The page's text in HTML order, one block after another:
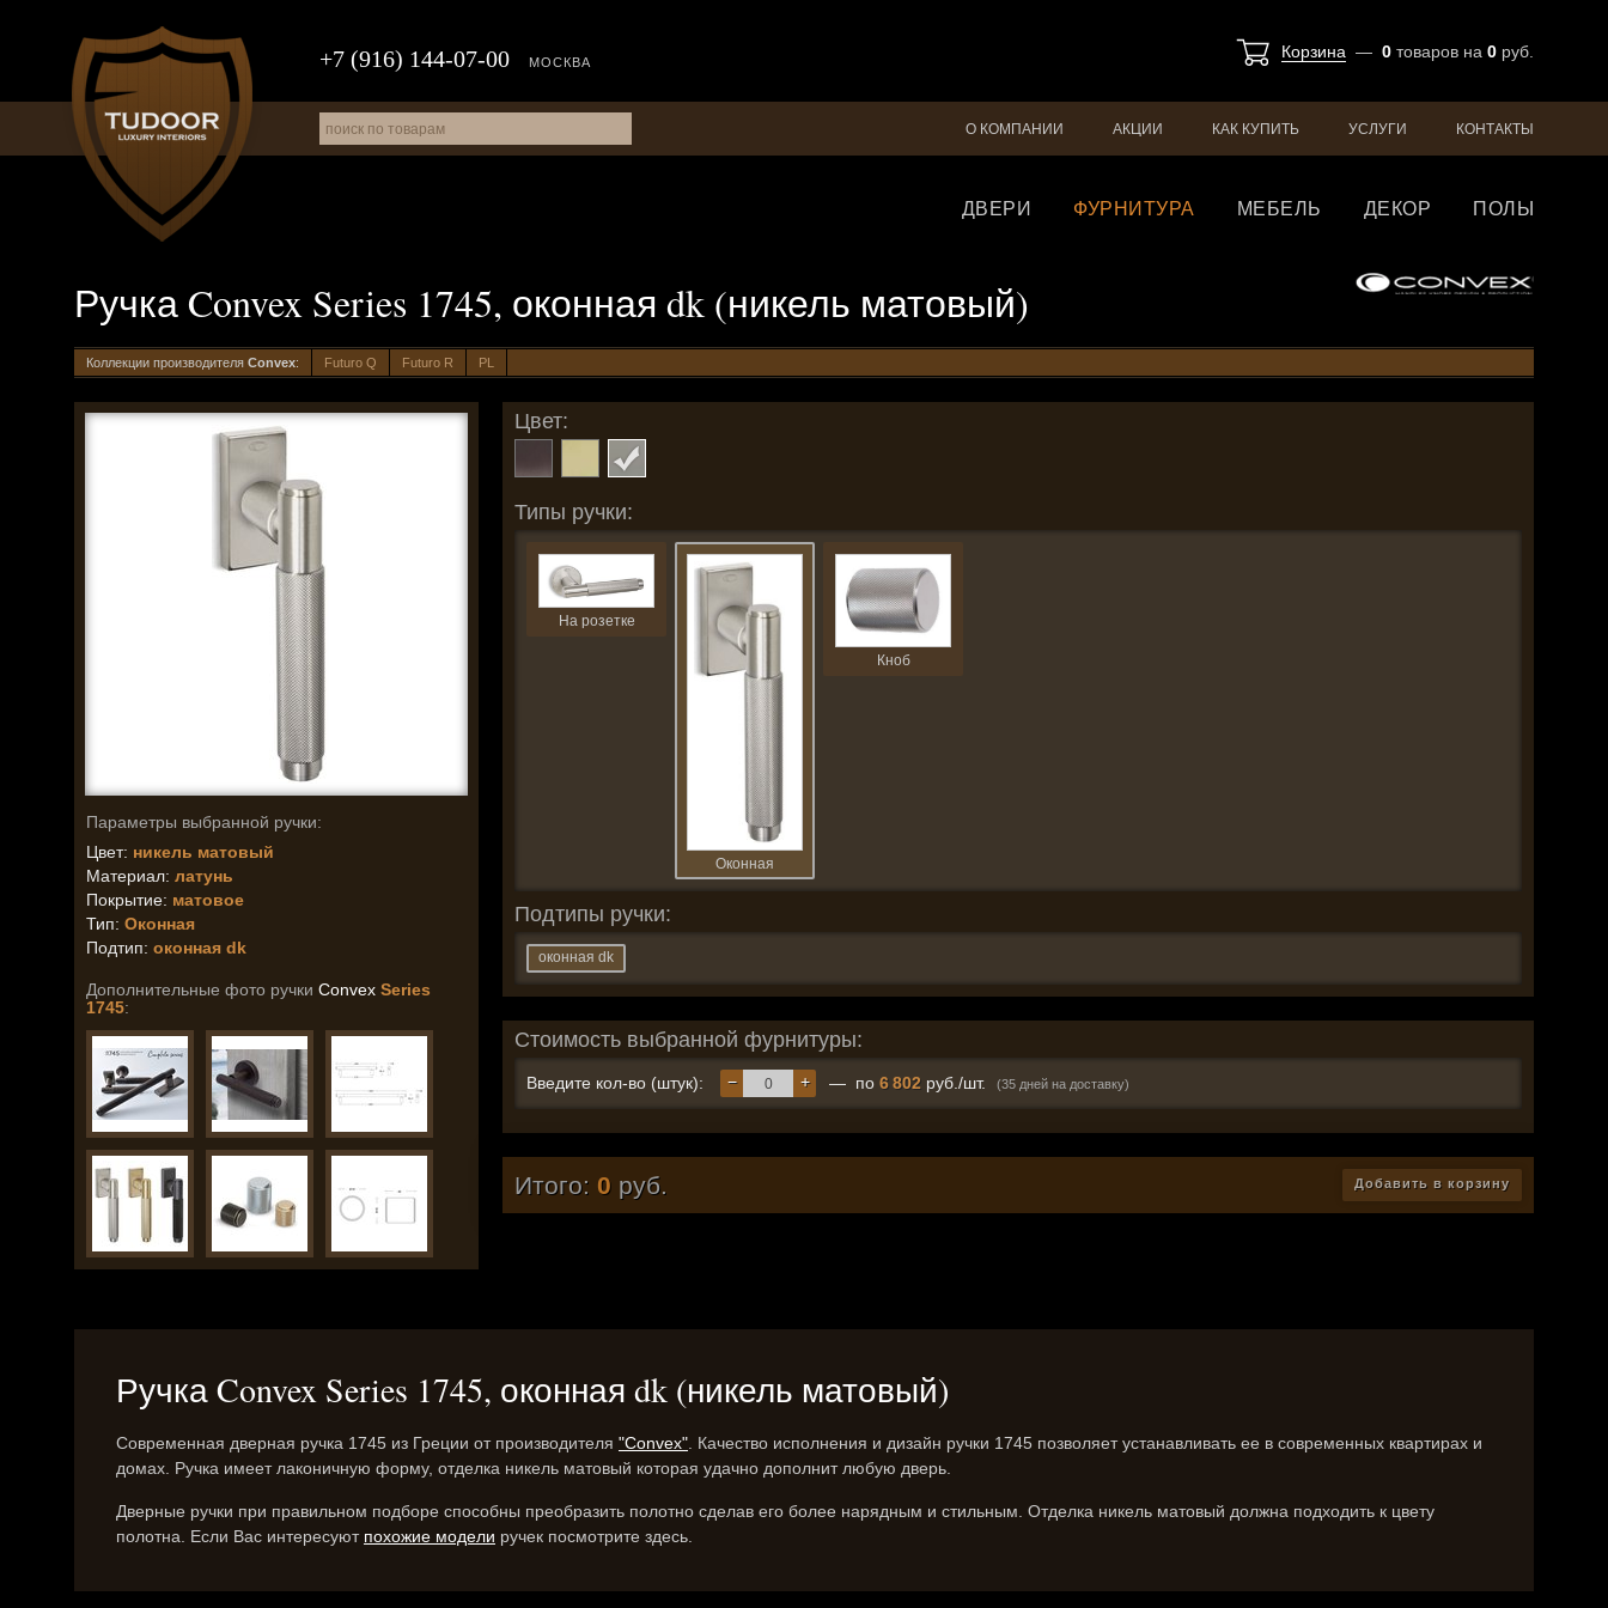
Корзина — 0 товаров на 0 руб.
+7 (916) 144-07-00 МОСКВА
О КОМПАНИИ АКЦИИ КАК КУПИТЬ УСЛУГИ КОНТАКТЫ
ДВЕРИ ФУРНИТУРА МЕБЕЛЬ ДЕКОР ПОЛЫ
Ручка Convex Series 1745, оконная dk (никель матовый)
Коллекции производителя Convex: Futuro Q Futuro R PL
Параметры выбранной ручки:
Цвет: никель матовый
Материал: латунь
Покрытие: матовое
Тип: Оконная
Подтип: оконная dk
Дополнительные фото ручки Convex Series
1745:
Цвет:
Типы ручки:
На розетке
Оконная
Кноб
Подтипы ручки:
оконная dk
Стоимость выбранной фурнитуры:
Введите кол-во (штук): +
− — по 6 802 руб./шт. (35 дней на доставку)
Итого: 0 руб. Добавить в корзину
Ручка Convex Series 1745, оконная dk (никель матовый)
Современная дверная ручка 1745 из Греции от производителя "Convex" . Качество исполнения и дизайн ручки 1745 позволяет устанавливать ее в современных квартирах и
домах. Ручка имеет лаконичную форму, отделка никель матовый которая удачно дополнит любую дверь.
Дверные ручки при правильном подборе способны преобразить полотно сделав его более нарядным и стильным. Отделка никель матовый должна подходить к цвету
полотна. Если Вас интересуют похожие модели ручек посмотрите здесь.